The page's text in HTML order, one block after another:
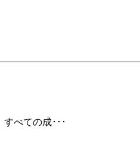
べての成･･･